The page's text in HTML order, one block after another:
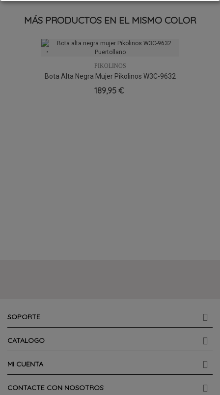
MÁS PRODUCTOS EN EL MISMO COLOR
PIKOLINOS
Bota Alta Negra Mujer Pikolinos W3C-9632
Puertollano
189,95 €
SOPORTE
CATALOGO
MI CUENTA
CONTACTE CON NOSOTROS